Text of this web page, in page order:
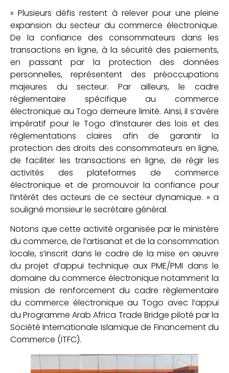
« Plusieurs défis restent à relever pour une pleine
expansion du secteur du commerce électronique.
De la confiance des consommateurs dans les
transactions en ligne, à la sécurité des paiements,
en passant par la protection des données
personnelles, représentent des préoccupations
majeures du secteur. Par ailleurs, le cadre
réglementaire spécifique au commerce
électronique au Togo demeure limité. Ainsi, il s’avère
impératif pour le Togo d’instaurer des lois et des
réglementations claires afin de garantir la
protection des droits des consommateurs en ligne,
de faciliter les transactions en ligne, de régir les
activités des plateformes de commerce
électronique et de promouvoir la confiance pour
l’intérêt des acteurs de ce secteur dynamique. » a
souligné monsieur le secrétaire général.
Notons que cette activité organisée par le ministère
du commerce, de l’artisanat et de la consommation
locale, s’inscrit dans le cadre de la mise en œuvre
du projet d’appui technique aux PME/PMI dans le
domaine du commerce électronique notamment la
mission de renforcement du cadre règlementaire
du commerce électronique au Togo avec l’appui
du Programme Arab Africa Trade Bridge piloté par la
Société Internationale Islamique de Financement du
Commerce (ITFC).